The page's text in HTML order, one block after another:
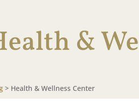
&
> Health & Wellness Center